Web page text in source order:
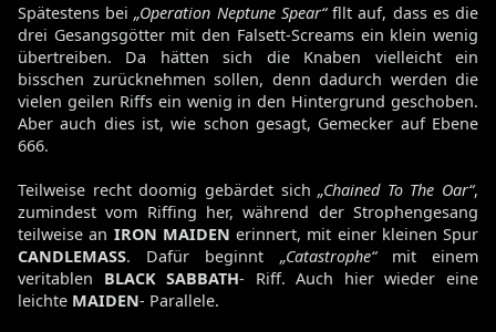
Spätestens bei„Operation Neptune Spear“fllt auf, dass es die
drei Gesangsgötter mit den Falsett-Screams ein klein wenig
übertreiben. Da hätten sich die Knaben vielleicht ein
bisschen zurücknehmen sollen, denn dadurch werden die
vielen geilen Riffs ein wenig in den Hintergrund geschoben.
Aber auch dies ist, wie schon gesagt, Gemecker auf Ebene
666.
Teilweise recht doomig gebärdet sich„Chained To The Oar“,
zumindest vom Riffing her, während der Strophengesang
teilweise an IRON MAIDEN erinnert, mit einer kleinen Spur
CANDLEMASS. Dafür beginnt „Catastrophe“mit einem
veritablen BLACK SABBATH- Riff. Auch hier wieder eine
leichte MAIDEN- Parallele.